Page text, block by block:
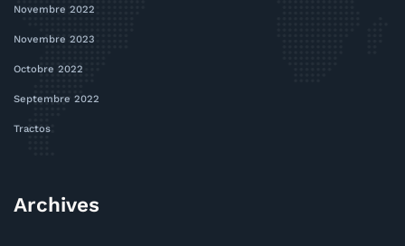
Novembre 2022
Novembre 2023
Octobre 2022
Septembre 2022
Tractos
Archives